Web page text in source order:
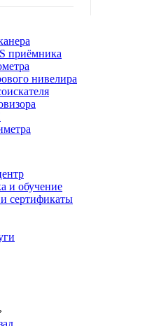
приёмника
нивелира
и обучение
сертификаты